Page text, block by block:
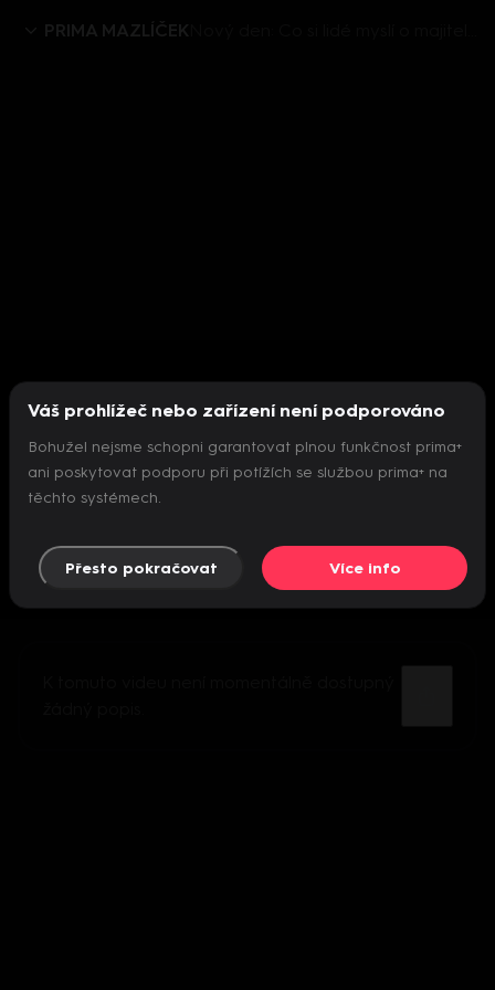
PRIMA MAZLÍČEK
Nepodařilo se inicializovat přehrávač
Váš prohlížeč nebo zařízení není podporováno
Bohužel nejsme schopni garantovat plnou funkčnost prima+
ani poskytovat podporu při potížích se službou prima+ na
těchto systémech.
Přesto pokračovat Více info